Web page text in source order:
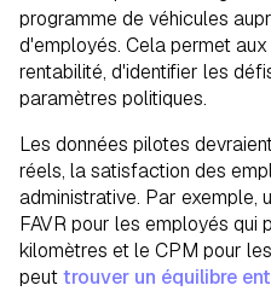
programme de véhicules
d'employés. Cela permet
rentabilité, d'identifier les
paramètres politiques.
Les données pilotes
réels, la satisfaction des
administrative. Par exemple,
FAVR pour les employés qui
kilomètres et le CPM pour
peuttrouver un équilibre